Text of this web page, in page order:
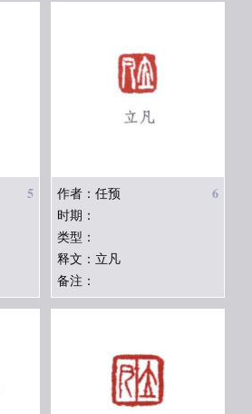
5 6
作者：任预
时期：
类型：
释文：立凡
备注：